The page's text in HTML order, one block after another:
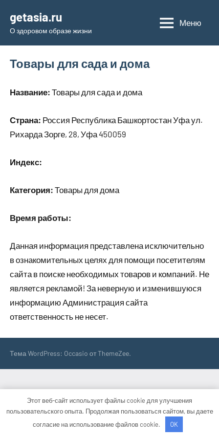
содержимому
getasia.ru
О здоровом образе жизни
Меню
Товары для сада и дома
Название: Товары для сада и дома
Страна: Россия Республика Башкортостан Уфа ул.
Рихарда Зорге, 28, Уфа 450059
Индекс:
Категория: Товары для дома
Время работы:
Данная информация представлена исключительно
в ознакомительных целях для помощи посетителям
сайта в поиске необходимых товаров и компаний. Не
является рекламой! За неверную и изменившуюся
информацию Администрация сайта
ответственность не несет.
Тема WordPress: Occasio от ThemeZee.
Этот веб-сайт использует файлы cookie для улучшения
пользовательского опыта. Продолжая пользоваться сайтом, вы даете
согласие на использование файлов cookie.
OK